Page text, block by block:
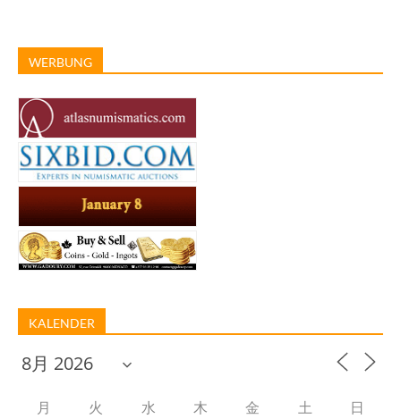
WERBUNG
KALENDER
月 火 水 木 金 土 日